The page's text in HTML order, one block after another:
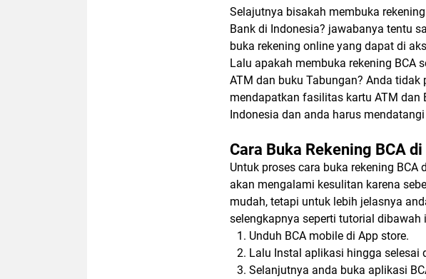
Selajutnya bisakah membuka
Bank di Indonesia? jawabanya tentu
buka rekening online yang dapat di
Lalu apakah membuka rekening BCA
ATM dan buku Tabungan? Anda
mendapatkan fasilitas kartu ATM dan
Indonesia dan anda harus
Cara Buka Rekening BCA
Untuk proses cara buka rekening
akan mengalami kesulitan karena
mudah, tetapi untuk lebih jelasnya
selengkapnya seperti tutorial dibawah
Unduh BCA mobile di App store.
Lalu Instal aplikasi hingga selesai
Selanjutnya anda buka aplikasi